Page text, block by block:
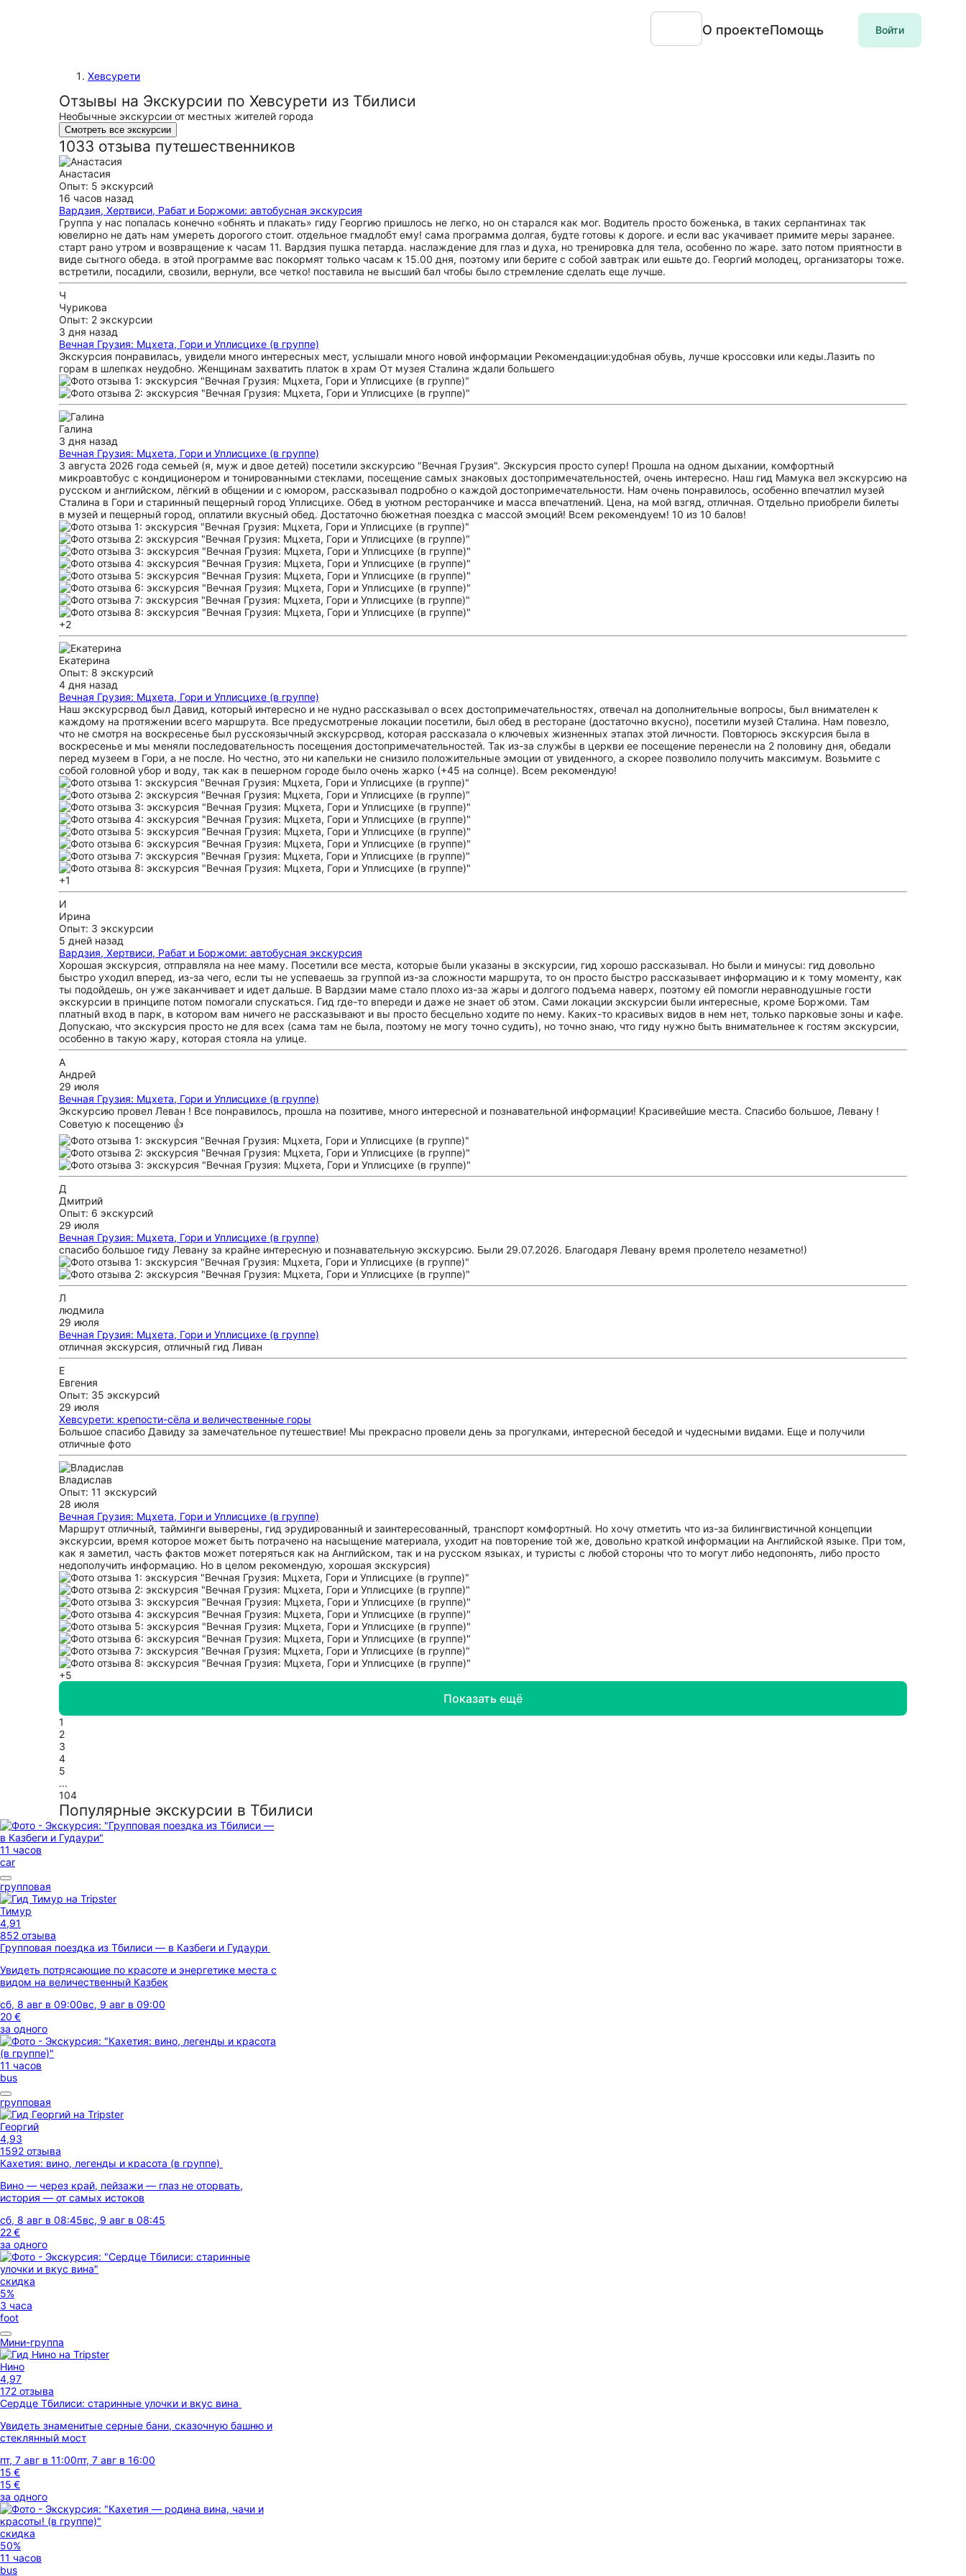
О проектеПомощь Войти
Хевсурети
Отзывы на Экскурсии по Хевсурети из Тбилиси
Необычные экскурсии от местных жителей города
Смотреть все экскурсии
1033 отзыва путешественников
Анастасия
Опыт: 5 экскурсий
16 часов назад
Вардзия, Хертвиси, Рабат и Боржоми: автобусная экскурсия
Группа у нас попалась конечно «обнять и плакать» гиду Георгию пришлось не легко, но он старался как мог. Водитель просто боженька, в таких серпантинах так
ювелирно не дать нам умереть дорогого стоит. отдельное гмадлобт ему! сама программа долгая, будте готовы к дороге. и если вас укачивает примите меры заранее.
старт рано утром и возвращение к часам 11. Вардзия пушка петарда. наслаждение для глаз и духа, но тренировка для тела, особенно по жаре. зато потом приятности в
виде сытного обеда. в этой программе вас покормят только часам к 15.00 дня, поэтому или берите с собой завтрак или ешьте до. Георгий молодец, организаторы тоже.
встретили, посадили, свозили, вернули, все четко! поставила не высший бал чтобы было стремление сделать еще лучше.
Ч
Чурикова
Опыт: 2 экскурсии
3 дня назад
Вечная Грузия: Мцхета, Гори и Уплисцихе (в группе)
Экскурсия понравилась, увидели много интересных мест, услышали много новой информации Рекомендации:удобная обувь, лучше кроссовки или кеды.Лазить по
горам в шлепках неудобно. Женщинам захватить платок в храм От музея Сталина ждали большего
Галина
3 дня назад
Вечная Грузия: Мцхета, Гори и Уплисцихе (в группе)
3 августа 2026 года семьей (я, муж и двое детей) посетили экскурсию "Вечная Грузия". Экскурсия просто супер! Прошла на одном дыхании, комфортный
микроавтобус с кондиционером и тонированными стеклами, посещение самых знаковых достопримечательностей, очень интересно. Наш гид Мамука вел экскурсию на
русском и английском, лёгкий в общении и с юмором, рассказывал подробно о каждой достопримечательности. Нам очень понравилось, особенно впечатлил музей
Сталина в Гори и старинный пещерный город Уплисцихе. Обед в уютном ресторанчике и масса впечатлений. Цена, на мой взгяд, отличная. Отдельно приобрели билеты
в музей и пещерный город, оплатили вкусный обед. Достаточно бюжетная поездка с массой эмоций! Всем рекомендуем! 10 из 10 балов!
+2
Екатерина
Опыт: 8 экскурсий
4 дня назад
Вечная Грузия: Мцхета, Гори и Уплисцихе (в группе)
Наш экскурсрвод был Давид, который интересно и не нудно рассказывал о всех достопримечательностях, отвечал на дополнительные вопросы, был внимателен к
каждому на протяжении всего маршрута. Все предусмотреные локации посетили, был обед в ресторане (достаточно вкусно), посетили музей Сталина. Нам повезло,
что не смотря на воскресенье был русскоязычный экскурсрвод, которая рассказала о ключевых жизненных этапах этой личности. Повторюсь экскурсия была в
воскресенье и мы меняли последовательность посещения достопримечательностей. Так из-за службы в церкви ее посещение перенесли на 2 половину дня, обедали
перед музеем в Гори, а не после. Но честно, это ни капельки не снизило положительные эмоции от увиденного, а скорее позволило получить максимум. Возьмите с
собой головной убор и воду, так как в пешерном городе было очень жарко (+45 на солнце). Всем рекомендую!
+1
И
Ирина
Опыт: 3 экскурсии
5 дней назад
Вардзия, Хертвиси, Рабат и Боржоми: автобусная экскурсия
Хорошая экскурсия, отправляла на нее маму. Посетили все места, которые были указаны в экскурсии, гид хорошо рассказывал. Но были и минусы: гид довольно
быстро уходил вперед, из-за чего, если ты не успеваешь за группой из-за сложности маршрута, то он просто быстро рассказывает информацию и к тому моменту, как
ты подойдешь, он уже заканчивает и идет дальше. В Вардзии маме стало плохо из-за жары и долгого подъема наверх, поэтому ей помогли неравнодушные гости
экскурсии в принципе потом помогали спускаться. Гид где-то впереди и даже не знает об этом. Сами локации экскурсии были интересные, кроме Боржоми. Там
платный вход в парк, в котором вам ничего не рассказывают и вы просто бесцельно ходите по нему. Каких-то красивых видов в нем нет, только парковые зоны и кафе.
Допускаю, что экскурсия просто не для всех (сама там не была, поэтому не могу точно судить), но точно знаю, что гиду нужно быть внимательнее к гостям экскурсии,
особенно в такую жару, которая стояла на улице.
А
Андрей
29 июля
Вечная Грузия: Мцхета, Гори и Уплисцихе (в группе)
Экскурсию провел Леван ! Все понравилось, прошла на позитиве, много интересной и познавательной информации! Красивейшие места. Спасибо большое, Левану !
Советую к посещению 👍
Д
Дмитрий
Опыт: 6 экскурсий
29 июля
Вечная Грузия: Мцхета, Гори и Уплисцихе (в группе)
спасибо большое гиду Левану за крайне интересную и познавательную экскурсию. Были 29.07.2026. Благодаря Левану время пролетело незаметно!)
Л
людмила
29 июля
Вечная Грузия: Мцхета, Гори и Уплисцихе (в группе)
отличная экскурсия, отличный гид Ливан
Е
Евгения
Опыт: 35 экскурсий
29 июля
Хевсурети: крепости-сёла и величественные горы
Большое спасибо Давиду за замечательное путешествие! Мы прекрасно провели день за прогулками, интересной беседой и чудесными видами. Еще и получили
отличные фото
Владислав
Опыт: 11 экскурсий
28 июля
Вечная Грузия: Мцхета, Гори и Уплисцихе (в группе)
Маршрут отличный, тайминги выверены, гид эрудированный и заинтересованный, транспорт комфортный. Но хочу отметить что из-за билингвистичной концепции
экскурсии, время которое может быть потрачено на насыщение материала, уходит на повторение той же, довольно краткой информации на Английской языке. При том,
как я заметил, часть фактов может потеряться как на Английском, так и на русском языках, и туристы с любой стороны что то могут либо недопонять, либо просто
недополучить информацию. Но в целом рекомендую, хорошая экскурсия)
+5
Показать ещё
1
2
3
4
5
...
104
Популярные экскурсии в Тбилиси
11 часов
car
групповая
Тимур
4,91
852 отзыва
Групповая поездка из Тбилиси — в Казбеги и Гудаури
Увидеть потрясающие по красоте и энергетике места с
видом на величественный Казбек
сб, 8 авг в 09:00вс, 9 авг в 09:00
20 €
за одного
11 часов
bus
групповая
Георгий
4,93
1592 отзыва
Кахетия: вино, легенды и красота (в группе)
Вино — через край, пейзажи — глаз не оторвать,
история — от самых истоков
сб, 8 авг в 08:45вс, 9 авг в 08:45
22 €
за одного
скидка
5%
3 часа
foot
Мини-группа
Нино
4,97
172 отзыва
Сердце Тбилиси: старинные улочки и вкус вина
Увидеть знаменитые серные бани, сказочную башню и
стеклянный мост
пт, 7 авг в 11:00пт, 7 авг в 16:00
15 €
15 €
за одного
скидка
50%
11 часов
bus